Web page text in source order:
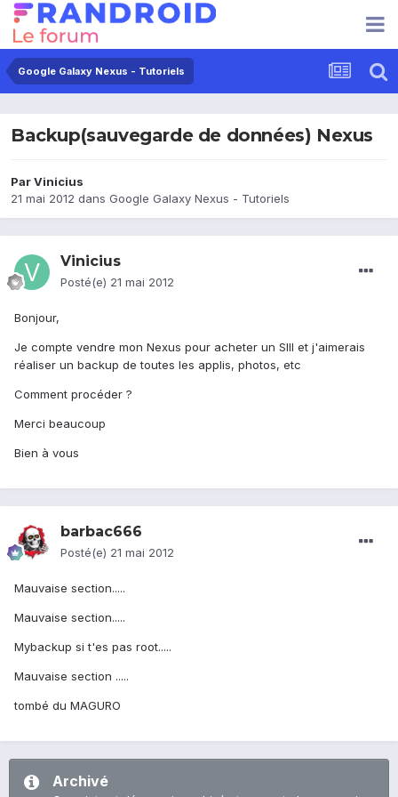
Google Galaxy Nexus - Tutoriels
Backup(sauvegarde de données) Nexus
ParVinicius
21 mai 2012 dans Google Galaxy Nexus - Tutoriels
Vinicius
Posté(e) 21 mai 2012
Bonjour,
Je compte vendre mon Nexus pour acheter un SIII et j'aimerais
réaliser un backup de toutes les applis, photos, etc
Comment procéder ?
Merci beaucoup
Bien à vous
barbac666
Posté(e) 21 mai 2012
Mauvaise section.....
Mauvaise section.....
Mybackup si t'es pas root.....
Mauvaise section .....
tombé du MAGURO
Archivé